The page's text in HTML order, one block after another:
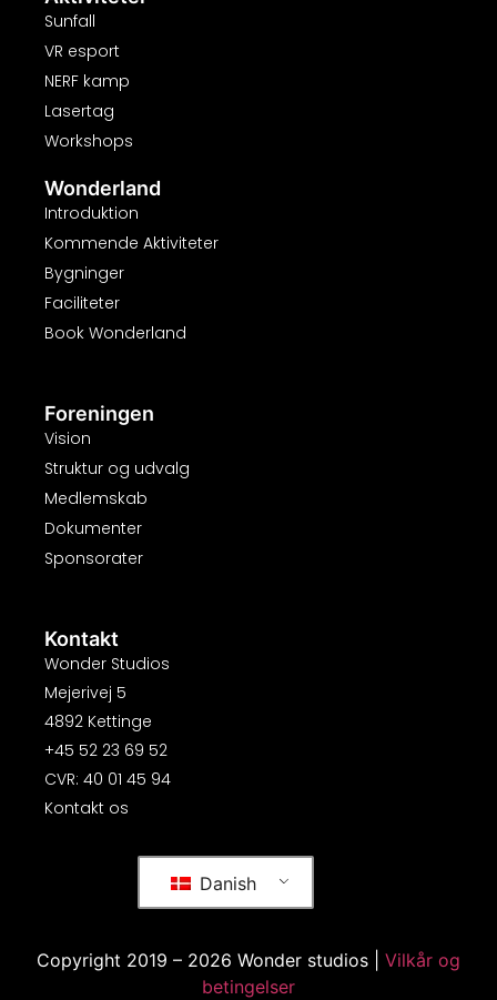
Sunfall
VR esport
NERF kamp
Lasertag
Workshops
Wonderland
Introduktion
Kommende Aktiviteter
Bygninger
Faciliteter
Book Wonderland
Foreningen
Vision
Struktur og udvalg
Medlemskab
Dokumenter
Sponsorater
Kontakt
Wonder Studios
Mejerivej 5
4892 Kettinge
+45 52 23 69 52
CVR: 40 01 45 94
Kontakt os
Danish
Copyright 2019 – 2026 Wonder studios | Vilkår og
betingelser